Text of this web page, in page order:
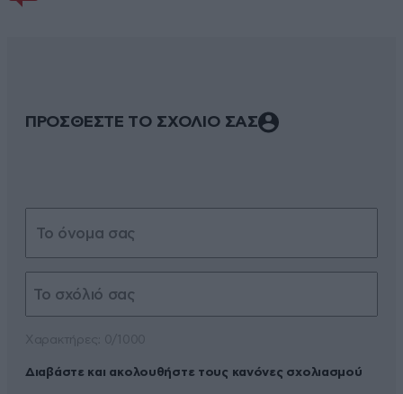
ΠΡΟΣΘΕΣΤΕ ΤΟ ΣΧΟΛΙΟ ΣΑΣ
Διαβάστε και ακολουθήστε τους κανόνες σχολιασμού